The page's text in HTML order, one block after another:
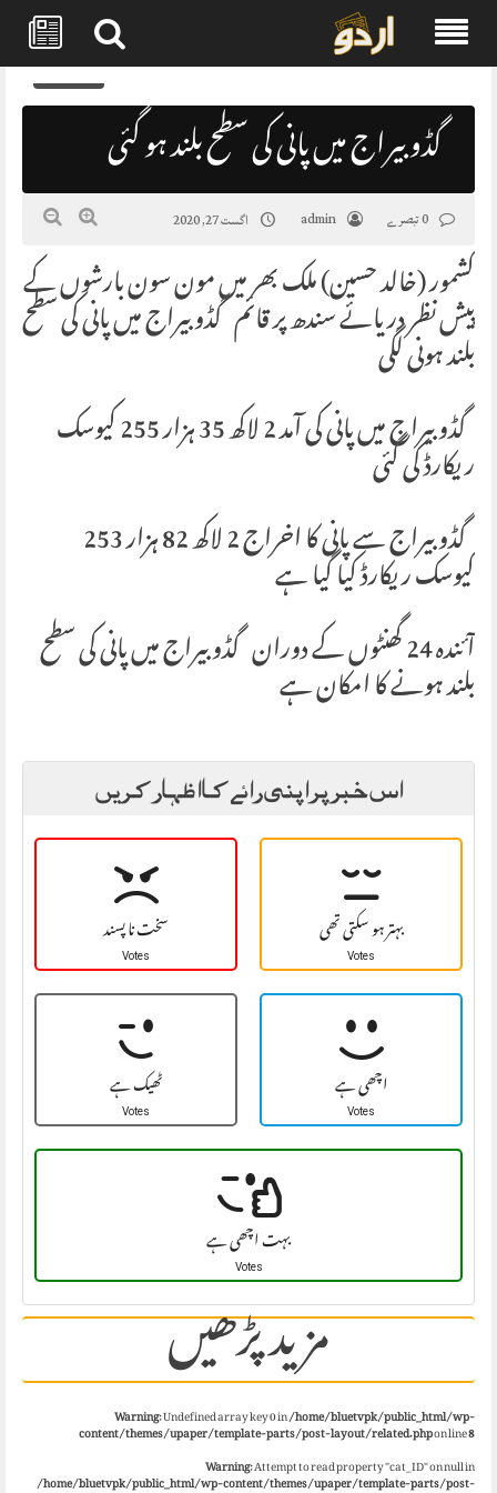
Skip
content
0
گڈو بیراج میں پانی کی سطح بلند ہو گئی
admin اگست 27, 2020
کشمور (خالد حسین) ملک بھر میں مون سون بارشوں کے
پیش نظر دریائے سندھ پر قائم گڈو بیراج میں پانی کی سطح
بلند ہونی لگی
گڈو بیراج میں پانی کی آمد 2 لاکھ 35 ہزار 255 کیوسک
ریکارڈ کی گئی
گڈو بیراج سے پانی کا اخراج 2 لاکھ 82 ہزار 253
کیوسک ریکارڈ کیا گیا ہے
آئندہ 24 گھنٹوں کے دوران گڈو بیراج میں پانی کی سطح
بلند ہونے کا امکان ہے
اس خبر پر اپنی رائے کا اظہار کریں
سخت نا پسند
Votes بہتر ہو سکتی تھی
Votes
ٹھیک ہے
Votes اچھی ہے
Votes
بہت اچھی ہے
Votes
مزید پڑھیں Warning: Undefined array key 0 in/home/bluetvpk/public_html/wp-
content/themes/upaper/template-parts/post-layout/related.phpon line8
Warning: Attempt to read property "cat_ID" on null in
/home/bluetvpk/public_html/wp-content/themes/upaper/template-parts/post-